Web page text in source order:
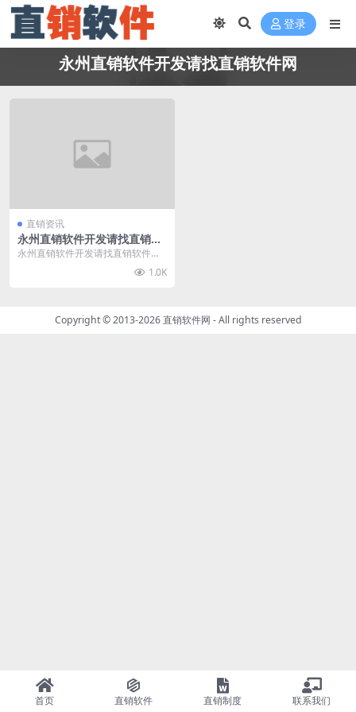
登录
永州直销软件开发请找直销软件网
直销资讯
永州直销软件开发请找直销软
件网
永州直销软件开发请找直销软件
1.0K
Copyright © 2013-2026直销软件网 - All rights reserved
首页 直销软件 直销制度 联系我们